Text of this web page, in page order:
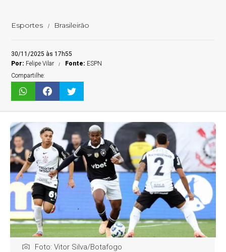
Esportes Brasileirão
30/11/2025 às 17h55
Por: Felipe Vilar Fonte: ESPN
Compartilhe:
Foto: Vitor Silva/Botafogo